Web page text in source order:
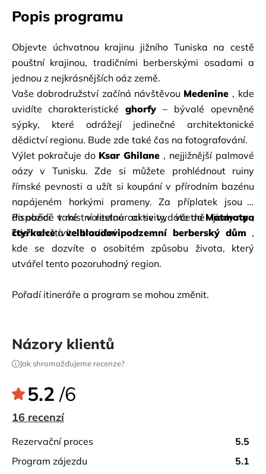
Popis programu
Objevte úchvatnou krajinu jižního Tuniska na cestě
pouštní krajinou, tradičními berberskými osadami a
jednou z nejkrásnějších oáz země.
Vaše dobrodružství začíná návštěvou Medenine , kde
uvidíte charakteristické ghorfy – bývalé opevněné
sýpky, které odrážejí jedinečné architektonické
dědictví regionu. Bude zde také čas na fotografování.
Výlet pokračuje do Ksar Ghilane , nejjižnější palmové
oázy v Tunisku. Zde si můžete prohlédnout ruiny
římské pevnosti a užít si koupání v přírodním bazénu
napájeném horkými prameny. Za příplatek jsou k
dispozici takévolitelné aktivity, včetně jízdyna
čtyřkolce a velbloudovi.
Po obědě v místní restauraci se vydáte do Matmaty
kde navštívíte tradiční podzemní berberský dům ,
kde se dozvíte o osobitém způsobu života, který
utvářel tento pozoruhodný region.
Pořadí itineráře a program se mohou změnit.
Názory klientů
Jak shromažďujeme recenze?
5.2 /6
16 recenzí
rezervační proces
5.5
program zájezdu
5.1